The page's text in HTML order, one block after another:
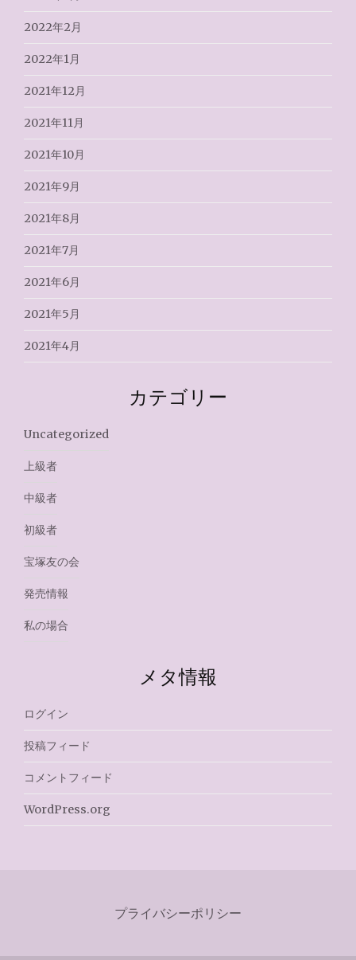
2022年2月
2022年1月
2021年12月
2021年11月
2021年10月
2021年9月
2021年8月
2021年7月
2021年6月
2021年5月
2021年4月
カテゴリー
Uncategorized
上級者
中級者
初級者
宝塚友の会
発売情報
私の場合
メタ情報
ログイン
投稿フィード
コメントフィード
WordPress.org
プライバシーポリシー